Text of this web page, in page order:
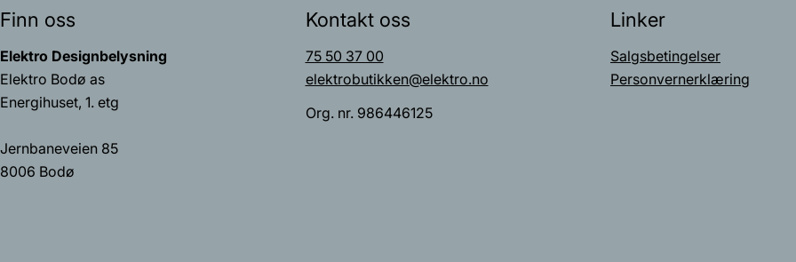
Finn oss
Elektro Designbelysning
Elektro Bodø as
Energihuset, 1. etg
Jernbaneveien 85
8006 Bodø
Kontakt oss
75 50 37 00
elektrobutikken@elektro.no
Org. nr. 986446125
Linker
Salgsbetingelser
Personvernerklæring